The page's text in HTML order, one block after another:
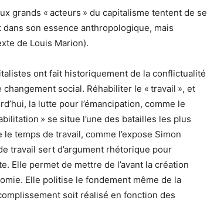
grands « acteurs » du capitalisme tentent de se
son essence anthropologique, mais
de Louis Marion).
ont fait historiquement de la conflictualité
social. Réhabiliter le « travail », et
la lutte pour l’émancipation, comme le
» se situe l’une des batailles les plus
temps de travail, comme l’expose Simon
travail sert d’argument rhétorique pour
Elle permet de mettre de l’avant la création
Elle politise le fondement même de la
soit réalisé en fonction des